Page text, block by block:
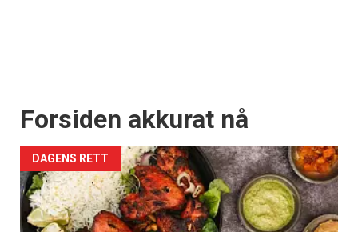
Forsiden akkurat nå
DAGENS RETT